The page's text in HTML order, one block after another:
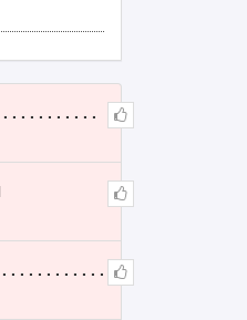
. . . . . . . . .
. . . . . . . . . .